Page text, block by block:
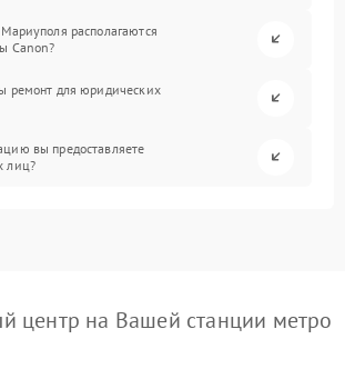
располагаются
Canon?
ремонт для юридических
вы предоставляете
лиц?
центр на Вашей станции метро